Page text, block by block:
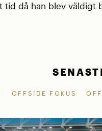
då han blev väldigt
OFFSIDE FOKUS